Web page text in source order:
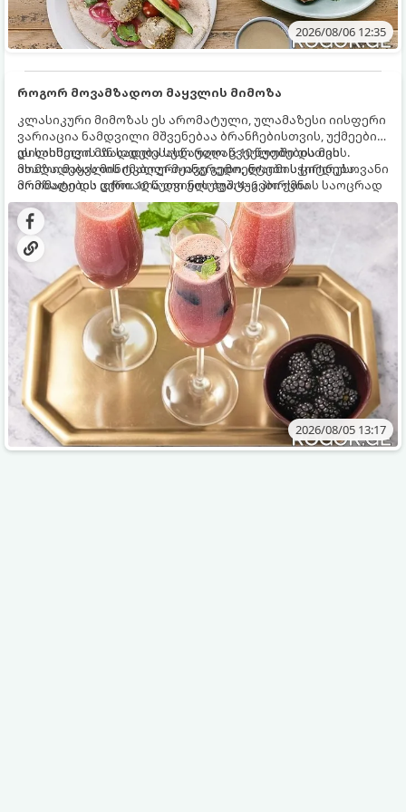
2026/08/06 12:35
როგორ მოვამზადოთ მაყვლის მიმოზა
კლასიკური მიმოზას ეს არომატული, ულამაზესი იისფერი
ვარიაცია ნამდვილი მშვენებაა ბრანჩებისთვის, უქმეების
დილისთვის ან სადღესასწაულო წვეულებებისთვის.
ახალი მაყვლის ტკბილ-მჟავე გემო, ლაიმის ციტრუსოვანი
არომატი და ცქრიალა ღვინის ბუშტუკები ქმნის საოცრად
დახვეწილ და მაგრილებელ კოქტეილს.
ეს სასმელი მზადდება სულ რაღაც 10 წუთში და მის
მომზადებას მინიმალური ინგრედიენტები სჭირდება.
მომზადების დრო: 10 წუთი ულუფა: 4–6 პორცია
2026/08/05 13:17